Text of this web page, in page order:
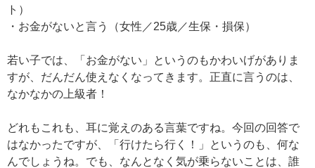
ト）
・お金がないと言う（女性／25歳／生保・損保）
若い子では、「お金がない」というのもかわいげがありま
すが、だんだん使えなくなってきます。正直に言うのは、
なかなかの上級者！
どれもこれも、耳に覚えのある言葉ですね。今回の回答で
はなかったですが、「行けたら行く！」というのも、何な
んでしょうね。でも、なんとなく気が乗らないことは、誰